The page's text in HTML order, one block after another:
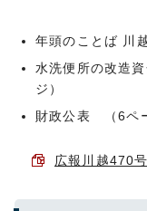
年頭のことば 川
水洗便所の改造
ジ）
財政公表 （6ペ
広報川越470